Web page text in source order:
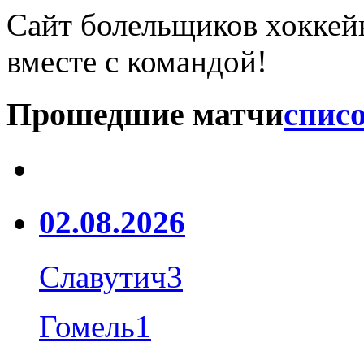
Сайт болельщиков
вместе с командой!
Прошедшие матчи
02.08.2026
Славутич3
Гомель1